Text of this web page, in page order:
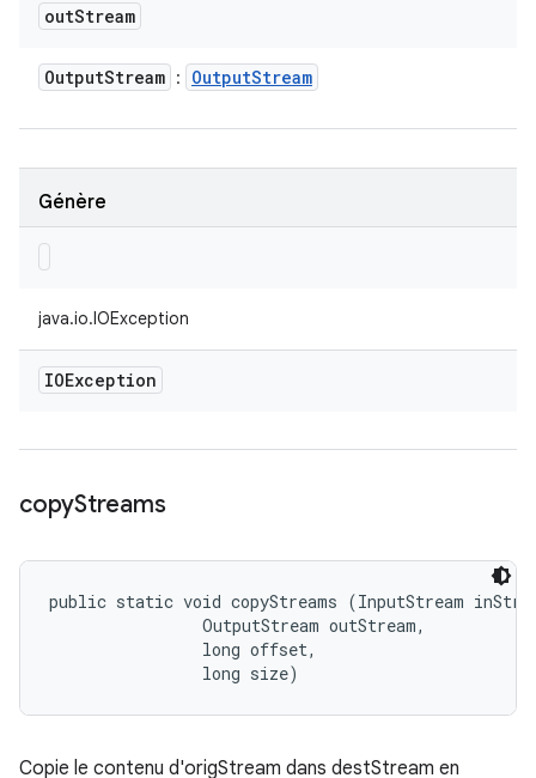
outStream
OutputStream : OutputStream
Génère
java.io.IOException
IOException
copyStreams
public static void copyStreams (InputStream
                OutputStream outStream,
                long offset,
                long size)
Copie le contenu d'origStream dans destStream en